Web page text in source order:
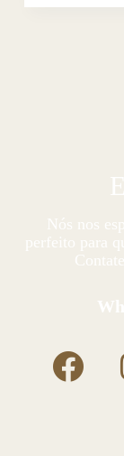
Nós nos
perfeito para